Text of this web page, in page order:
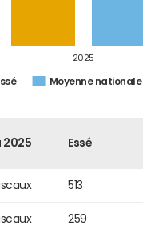
Moyenne nationale
2025
2025 Essé
513
259